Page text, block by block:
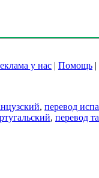
у нас | Помощь |
, перевод
, перевод